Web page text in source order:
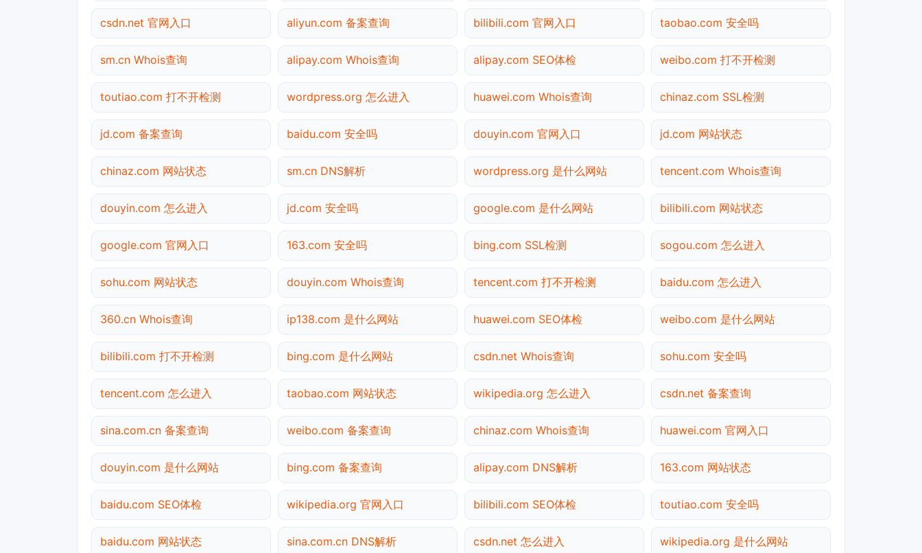
csdn.net 官网入口 aliyun.com 备案查询 bilibili.com 官网入口 taobao.com 安全吗
sm.cn Whois查询 alipay.com Whois查询 alipay.com SEO体检 weibo.com 打不开检测
toutiao.com 打不开检测 wordpress.org 怎么进入 huawei.com Whois查询 chinaz.com SSL检测
jd.com 备案查询 baidu.com 安全吗 douyin.com 官网入口 jd.com 网站状态
chinaz.com 网站状态 sm.cn DNS解析 wordpress.org 是什么网站 tencent.com Whois查询
douyin.com 怎么进入 jd.com 安全吗 google.com 是什么网站 bilibili.com 网站状态
google.com 官网入口 163.com 安全吗 bing.com SSL检测 sogou.com 怎么进入
sohu.com 网站状态 douyin.com Whois查询 tencent.com 打不开检测 baidu.com 怎么进入
360.cn Whois查询 ip138.com 是什么网站 huawei.com SEO体检 weibo.com 是什么网站
bilibili.com 打不开检测 bing.com 是什么网站 csdn.net Whois查询 sohu.com 安全吗
tencent.com 怎么进入 taobao.com 网站状态 wikipedia.org 怎么进入 csdn.net 备案查询
sina.com.cn 备案查询 weibo.com 备案查询 chinaz.com Whois查询 huawei.com 官网入口
douyin.com 是什么网站 bing.com 备案查询 alipay.com DNS解析 163.com 网站状态
baidu.com SEO体检 wikipedia.org 官网入口 bilibili.com SEO体检 toutiao.com 安全吗
baidu.com 网站状态 sina.com.cn DNS解析 csdn.net 怎么进入 wikipedia.org 是什么网站